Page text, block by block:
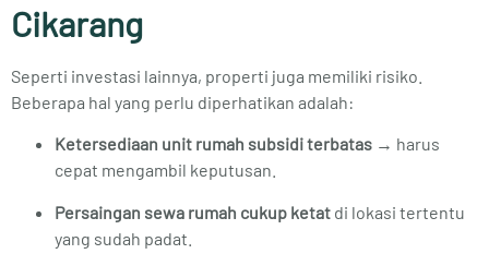
Cikarang
Seperti investasi lainnya, properti juga memiliki risiko.
Beberapa hal yang perlu diperhatikan adalah:
Ketersediaan unit rumah subsidi terbatas → harus
cepat mengambil keputusan.
Persaingan sewa rumah cukup ketat di lokasi tertentu
yang sudah padat.